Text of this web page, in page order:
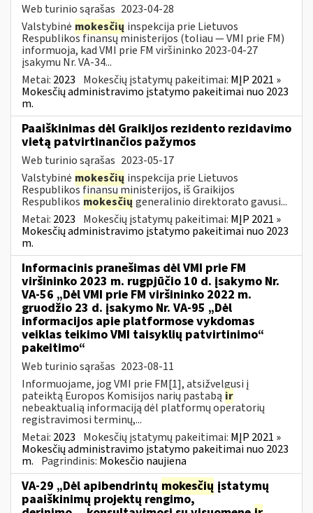
Web turinio sąrašas 2023-04-28
Valstybinė mokesčių inspekcija prie Lietuvos
Respublikos finansų ministerijos (toliau ― VMI prie FM)
informuoja, kad VMI prie FM viršininko 2023-04-27
įsakymu Nr. VA-34...
Metai: 2023 Mokesčių įstatymų pakeitimai: MĮP 2021 »
Mokesčių administravimo įstatymo pakeitimai nuo 2023
m.
Paaiškinimas dėl Graikijos rezidento rezidavimo
vietą patvirtinančios pažymos
Web turinio sąrašas 2023-05-17
Valstybinė mokesčių inspekcija prie Lietuvos
Respublikos finansų ministerijos, iš Graikijos
Respublikos mokesčių generalinio direktorato gavusi...
Metai: 2023 Mokesčių įstatymų pakeitimai: MĮP 2021 »
Mokesčių administravimo įstatymo pakeitimai nuo 2023
m.
Informacinis pranešimas dėl VMI prie FM
viršininko 2023 m. rugpjūčio 10 d. įsakymo Nr.
VA-56 „Dėl VMI prie FM viršininko 2022 m.
gruodžio 23 d. įsakymo Nr. VA-95 „Dėl
informacijos apie platformose vykdomas
veiklas teikimo VMI taisyklių patvirtinimo“
pakeitimo“
Web turinio sąrašas 2023-08-11
Informuojame, jog VMI prie FM[1], atsižvelgusi į
pateiktą Europos Komisijos narių pastabą ir
nebeaktualią informaciją dėl platformų operatorių
registravimosi terminų,...
Metai: 2023 Mokesčių įstatymų pakeitimai: MĮP 2021 »
Mokesčių administravimo įstatymo pakeitimai nuo 2023
m. Pagrindinis: Mokesčio naujiena
VA-29 „Dėl apibendrintų mokesčių įstatymų
paaiškinimų projektų rengimo,